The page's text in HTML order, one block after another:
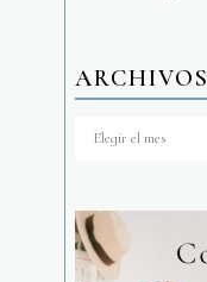
ARCHIVOS
Archivos